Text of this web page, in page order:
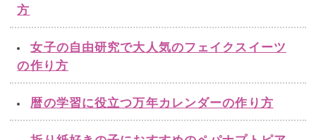
方
女子の自由研究で大人気のフェイクスイーツ
の作り方
暦の学習に役立つ万年カレンダーの作り方